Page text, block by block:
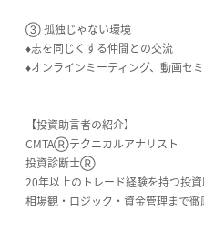
③ 孤独じゃない環境
♦志を同じくする仲間との交流
♦オンラインミーティング、動画セ
【投資助言者の紹介】
CMTAⓇテクニカルアナリスト
投資診断士Ⓡ
20年以上のトレード経験を持つ投
相場観・ロジック・資金管理まで徹